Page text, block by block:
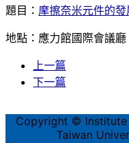
題目： 摩擦奈米元件的
地點：應力館國際會議廳
上一篇
下一篇
Copyright © Institute
Taiwan